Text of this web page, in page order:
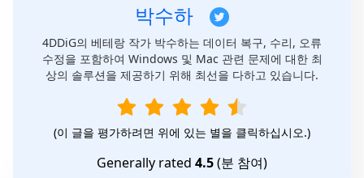
박수하
4DDiG의 베테랑 작가 박수하는 데이터 복구, 수리, 오류
수정을 포함하여 Windows 및 Mac 관련 문제에 대한 최
상의 솔루션을 제공하기 위해 최선을 다하고 있습니다.
(이 글을 평가하려면 위에 있는 별을 클릭하십시오.)
Generally rated 4.5(분 참여)